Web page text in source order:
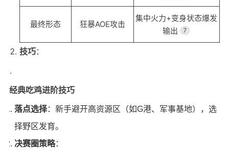
最终形态 狂暴AOE攻击
集中火力+变身状态爆发
输出
7
技巧：
经典吃鸡进阶技巧
落点选择：新手避开高资源区（如G港、军事基地），选
择野区发育。
决赛圈策略：